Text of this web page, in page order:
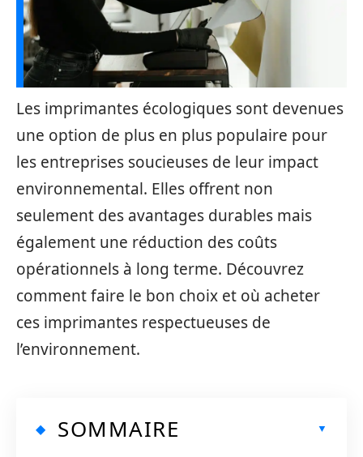
Les imprimantes écologiques sont devenues
une option de plus en plus populaire pour
les entreprises soucieuses de leur impact
environnemental. Elles offrent non
seulement des avantages durables mais
également une réduction des coûts
opérationnels à long terme. Découvrez
comment faire le bon choix et où acheter
ces imprimantes respectueuses de
l’environnement.
SOMMAIRE